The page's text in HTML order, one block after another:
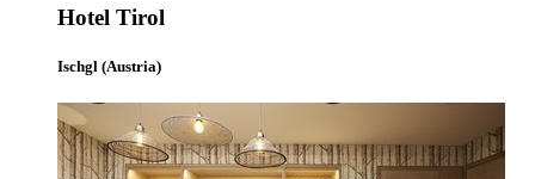
Hotel Tirol
Ischgl (Austria)